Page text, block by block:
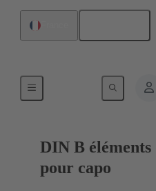
DIN B
pour capo